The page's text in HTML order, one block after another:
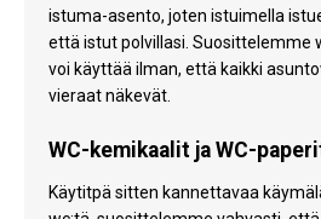
istuma-asento, joten istuimella
että istut polvillasi. Suosittelemme
voi käyttää ilman, että kaikki
vieraat näkevät.
WC-kemikaalit ja WC-
Käytitpä sitten kannettavaa